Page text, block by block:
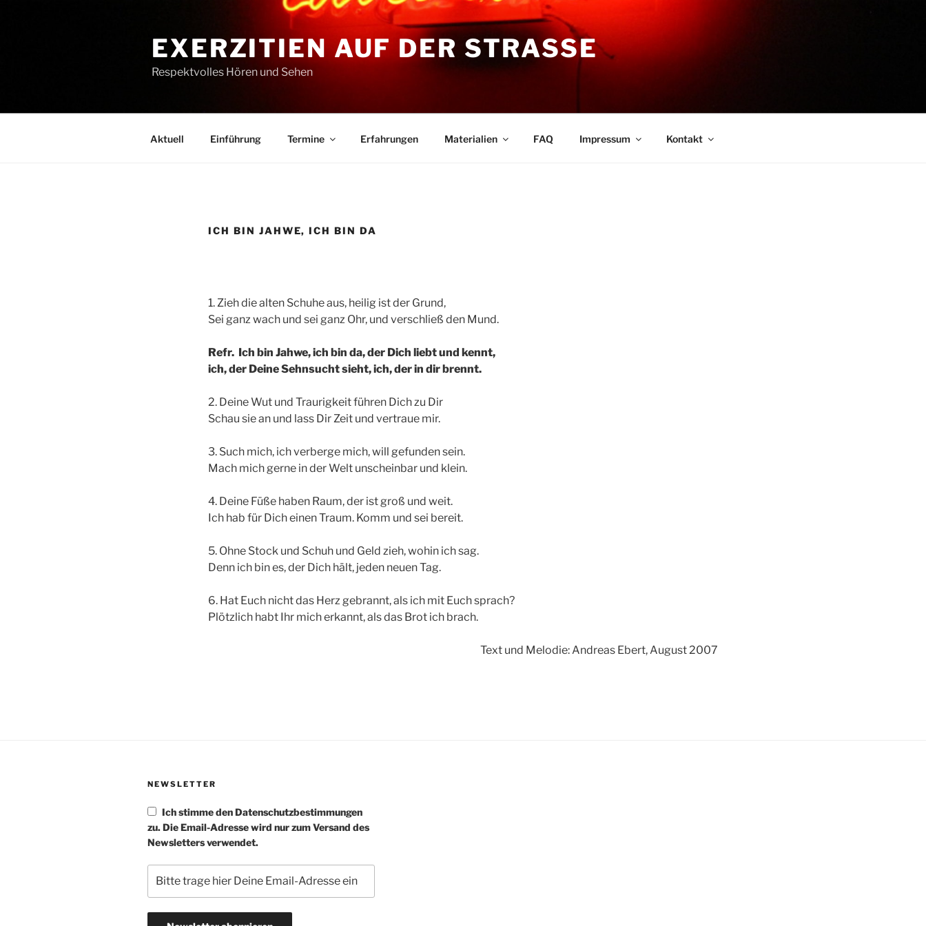
EXERZITIEN AUF DER STRASSE
Respektvolles Hören und Sehen
Aktuell Einführung Termine Erfahrungen Materialien FAQ Impressum Kontakt
ICH BIN JAHWE, ICH BIN DA
1. Zieh die alten Schuhe aus, heilig ist der Grund,
Sei ganz wach und sei ganz Ohr, und verschließ den Mund.
Refr. Ich bin Jahwe, ich bin da, der Dich liebt und kennt,
ich, der Deine Sehnsucht sieht, ich, der in dir brennt.
2. Deine Wut und Traurigkeit führen Dich zu Dir
Schau sie an und lass Dir Zeit und vertraue mir.
3. Such mich, ich verberge mich, will gefunden sein.
Mach mich gerne in der Welt unscheinbar und klein.
4. Deine Füße haben Raum, der ist groß und weit.
Ich hab für Dich einen Traum. Komm und sei bereit.
5. Ohne Stock und Schuh und Geld zieh, wohin ich sag.
Denn ich bin es, der Dich hält, jeden neuen Tag.
6. Hat Euch nicht das Herz gebrannt, als ich mit Euch sprach?
Plötzlich habt Ihr mich erkannt, als das Brot ich brach.
Text und Melodie: Andreas Ebert, August 2007
NEWSLETTER
Ich stimme den Datenschutzbestimmungen
zu. Die Email-Adresse wird nur zum Versand des
Newsletters verwendet.